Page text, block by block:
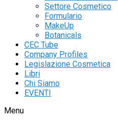
Settore Cosmetico
Formulario
MakeUp
Botanicals
CEC Tube
Company Profiles
Legislazione Cosmetica
Libri
Chi Siamo
EVENTI
Menu